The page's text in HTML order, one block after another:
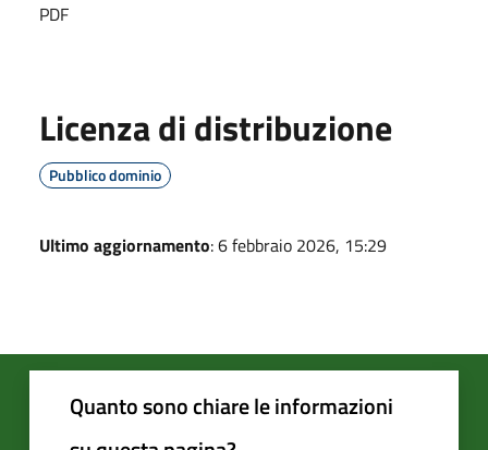
PDF
Licenza di distribuzione
Pubblico dominio
Ultimo aggiornamento: 6 febbraio 2026, 15:29
Quanto sono chiare le informazioni